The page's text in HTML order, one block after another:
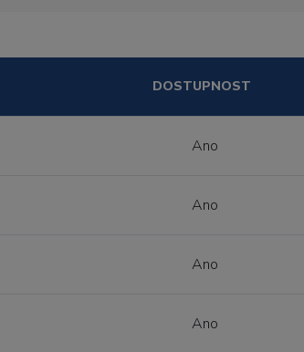
DOSTUPNOST
Ano
Ano
Ano
Ano